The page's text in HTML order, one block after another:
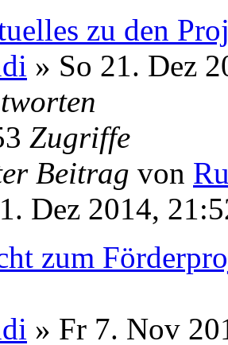
zu den
» So 21. Dez
Zugriffe
Beitrag von
Dez 2014,
zum
» Fr 7. Nov